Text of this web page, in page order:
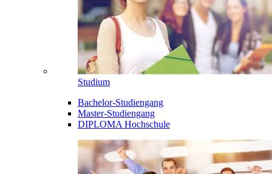
Studium
Bachelor-Studiengang
Master-Studiengang
DIPLOMA Hochschule